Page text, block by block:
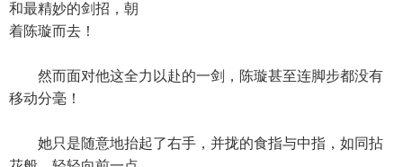
和最精妙的剑招，朝
着陈璇而去！
然而面对他这全力以赴的一剑，陈璇甚至连脚步都没有
移动分毫！
她只是随意地抬起了右手，并拢的食指与中指，如同拈